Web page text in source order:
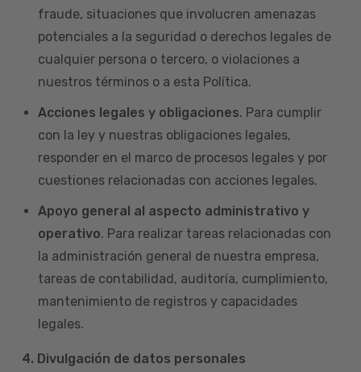
fraude, situaciones que involucren amenazas
potenciales a la seguridad o derechos legales de
cualquier persona o tercero, o violaciones a
nuestros términos o a esta Política.
Acciones legales y obligaciones. Para cumplir
con la ley y nuestras obligaciones legales,
responder en el marco de procesos legales y por
cuestiones relacionadas con acciones legales.
Apoyo general al aspecto administrativo y
operativo. Para realizar tareas relacionadas con
la administración general de nuestra empresa,
tareas de contabilidad, auditoría, cumplimiento,
mantenimiento de registros y capacidades
legales.
4. Divulgación de datos personales